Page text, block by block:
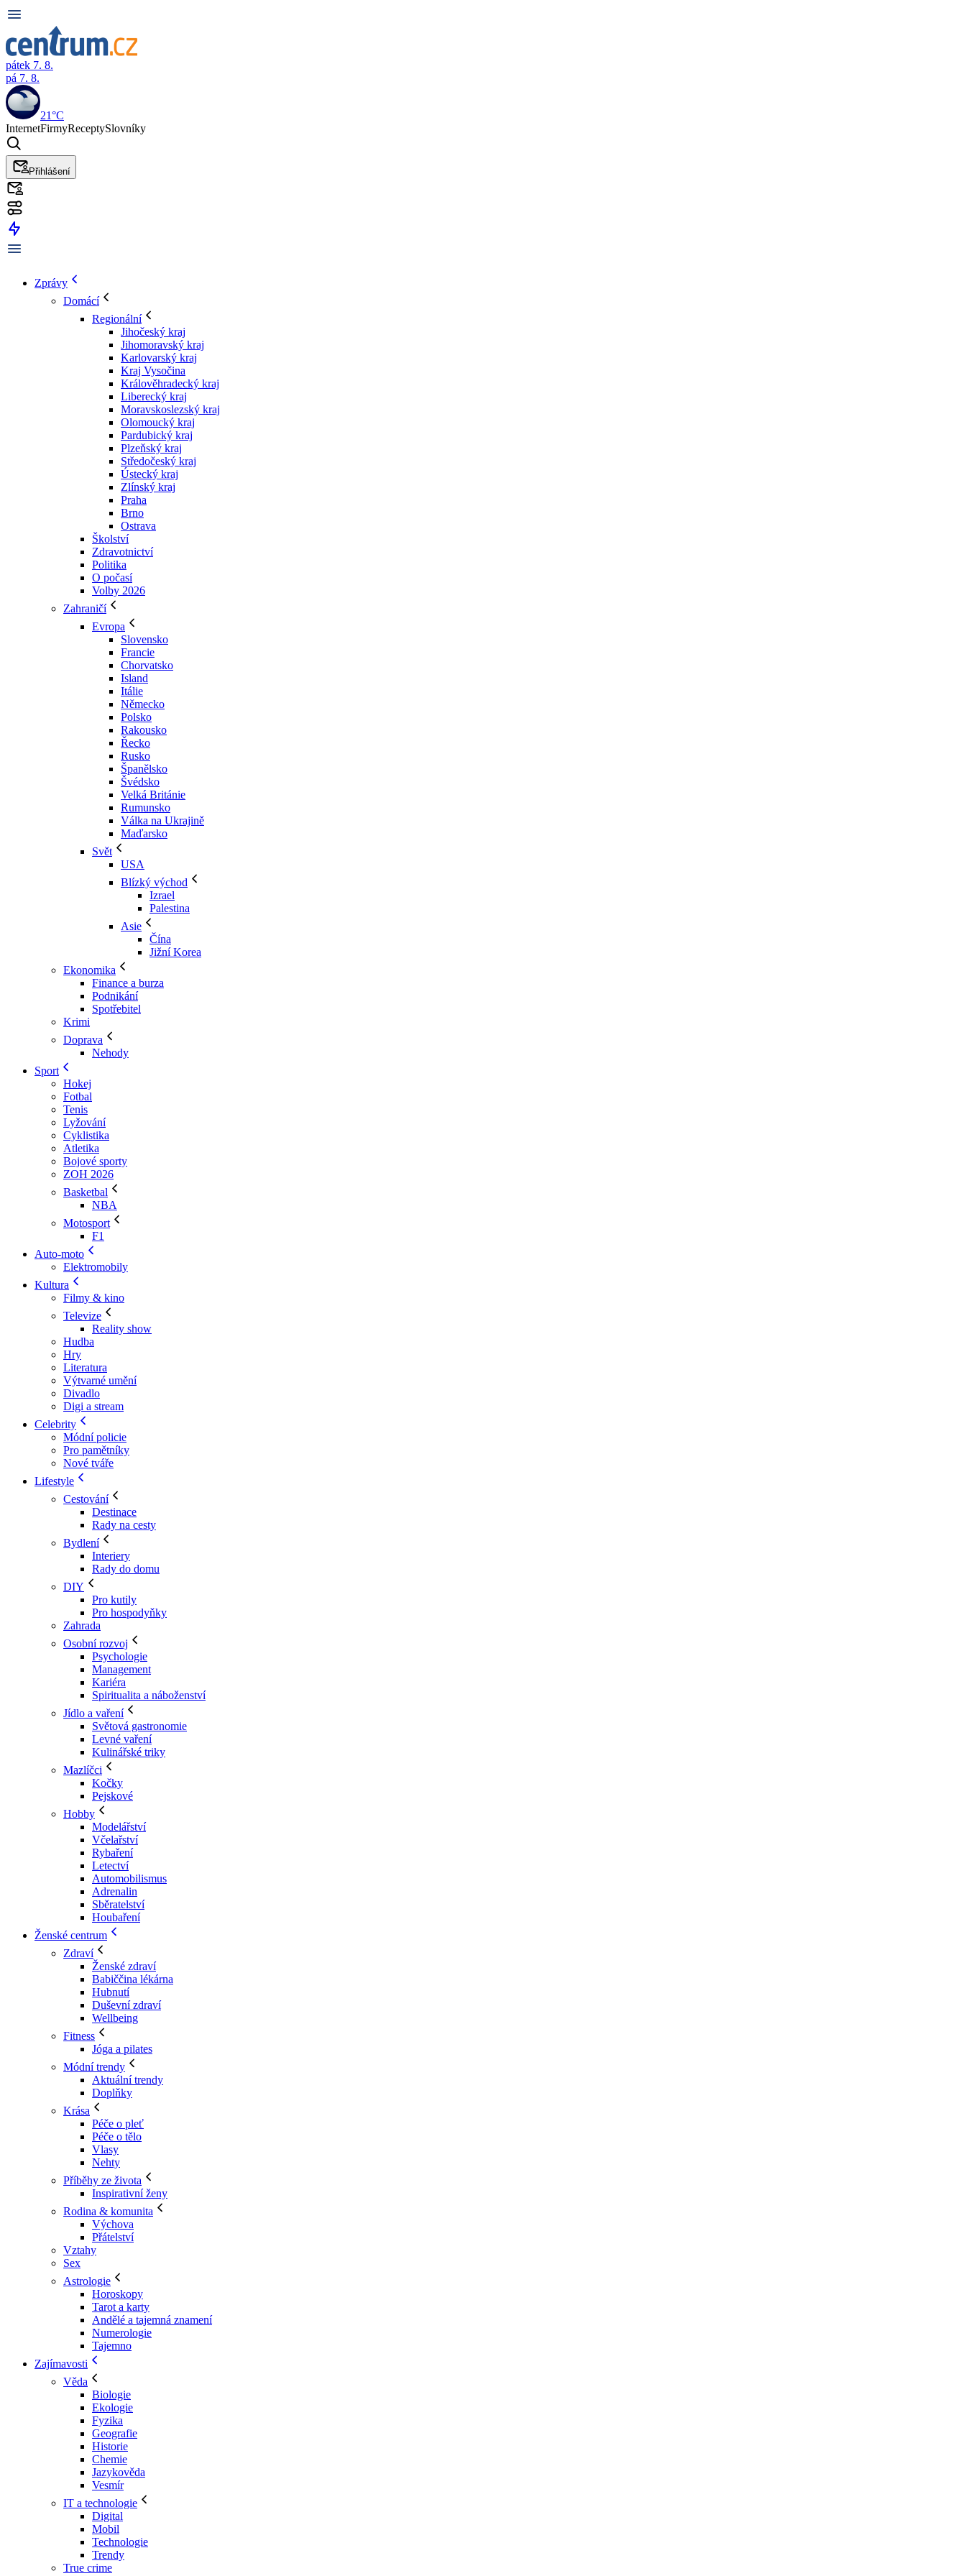
pátek 7. 8.
pá 7. 8.
21°C
InternetFirmyReceptySlovníky
Přihlášení
Zprávy
Domácí
Regionální
Jihočeský kraj
Jihomoravský kraj
Karlovarský kraj
Kraj Vysočina
Králověhradecký kraj
Liberecký kraj
Moravskoslezský kraj
Olomoucký kraj
Pardubický kraj
Plzeňský kraj
Středočeský kraj
Ústecký kraj
Zlínský kraj
Praha
Brno
Ostrava
Školství
Zdravotnictví
Politika
O počasí
Volby 2026
Zahraničí
Evropa
Slovensko
Francie
Chorvatsko
Island
Itálie
Německo
Polsko
Rakousko
Řecko
Rusko
Španělsko
Švédsko
Velká Británie
Rumunsko
Válka na Ukrajině
Maďarsko
Svět
USA
Blízký východ
Izrael
Palestina
Asie
Čína
Jižní Korea
Ekonomika
Finance a burza
Podnikání
Spotřebitel
Krimi
Doprava
Nehody
Sport
Hokej
Fotbal
Tenis
Lyžování
Cyklistika
Atletika
Bojové sporty
ZOH 2026
Basketbal
NBA
Motosport
F1
Auto-moto
Elektromobily
Kultura
Filmy & kino
Televize
Reality show
Hudba
Hry
Literatura
Výtvarné umění
Divadlo
Digi a stream
Celebrity
Módní policie
Pro pamětníky
Nové tváře
Lifestyle
Cestování
Destinace
Rady na cesty
Bydlení
Interiery
Rady do domu
DIY
Pro kutily
Pro hospodyňky
Zahrada
Osobní rozvoj
Psychologie
Management
Kariéra
Spiritualita a náboženství
Jídlo a vaření
Světová gastronomie
Levné vaření
Kulinářské triky
Mazlíčci
Kočky
Pejskové
Hobby
Modelářství
Včelařství
Rybaření
Letectví
Automobilismus
Adrenalin
Sběratelství
Houbaření
Ženské centrum
Zdraví
Ženské zdraví
Babiččina lékárna
Hubnutí
Duševní zdraví
Wellbeing
Fitness
Jóga a pilates
Módní trendy
Aktuální trendy
Doplňky
Krása
Péče o pleť
Péče o tělo
Vlasy
Nehty
Příběhy ze života
Inspirativní ženy
Rodina & komunita
Výchova
Přátelství
Vztahy
Sex
Astrologie
Horoskopy
Tarot a karty
Andělé a tajemná znamení
Numerologie
Tajemno
Zajímavosti
Věda
Biologie
Ekologie
Fyzika
Geografie
Historie
Chemie
Jazykověda
Vesmír
IT a technologie
Digital
Mobil
Technologie
Trendy
True crime